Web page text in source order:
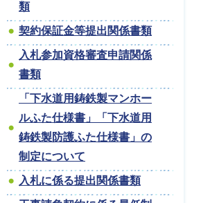
類
契約保証金等提出関係書類
入札参加資格審査申請関係
書類
「下水道用鋳鉄製マンホー
ルふた仕様書」「下水道用
鋳鉄製防護ふた仕様書」の
制定について
入札に係る提出関係書類